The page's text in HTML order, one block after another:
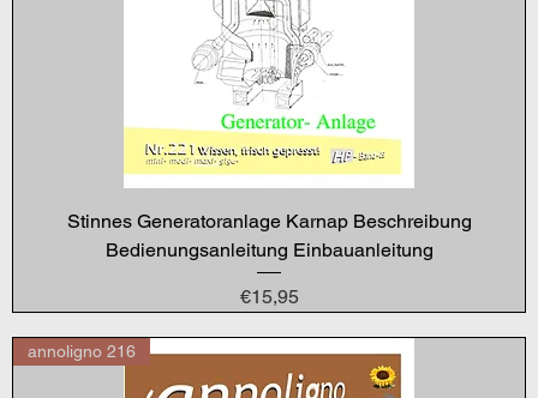
Stinnes Generatoranlage Karnap Beschreibung
Bedienungsanleitung Einbauanleitung
Price
€15,95
annoligno 216